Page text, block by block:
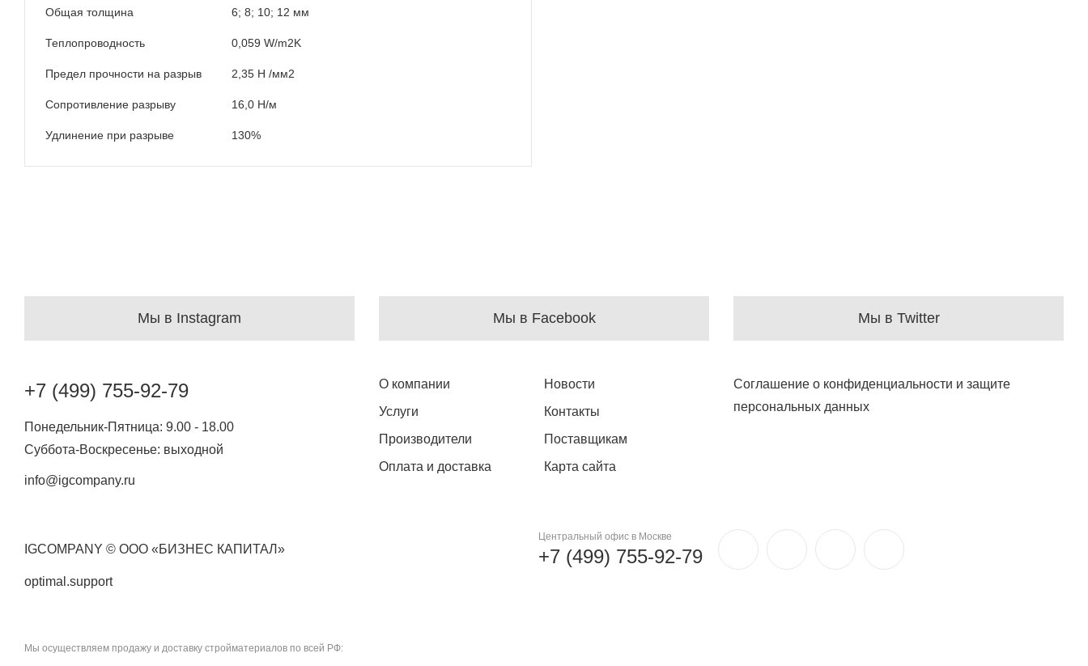
Общая толщина 6; 8; 10; 12 мм
Теплопроводность 0,059 W/m2K
Предел прочности на разрыв 2,35 Н /мм2
Сопротивление разрыву 16,0 Н/м
Удлинение при разрыве 130%
Мы в Instagram Мы в Facebook Мы в Twitter
+7 (499) 755-92-79
Понедельник-Пятница: 9.00 - 18.00
Суббота-Воскресенье: выходной
info@igcompany.ru
О компании
Новости
Услуги
Контакты
Производители
Поставщикам
Оплата и доставка
Карта сайта
Соглашение о конфиденциальности и защите
персональных данных
IGCOMPANY © ООО «БИЗНЕС КАПИТАЛ»
Центральный офис в Москве
+7 (499) 755-92-79
optimal.support
Мы осуществляем продажу и доставку стройматериалов по всей РФ: